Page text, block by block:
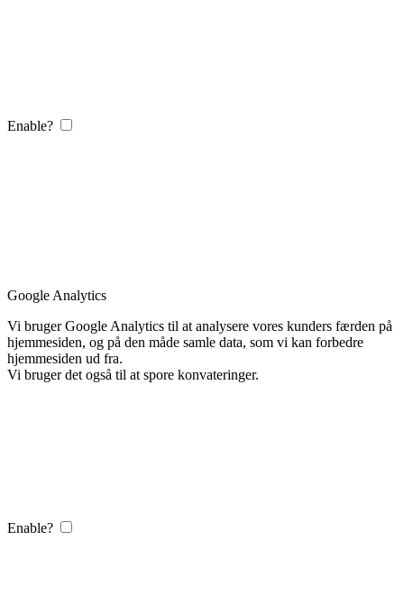
Enable?
Google Analytics
Vi bruger Google Analytics til at analysere vores kunders færden på
hjemmesiden, og på den måde samle data, som vi kan forbedre
hjemmesiden ud fra.
Vi bruger det også til at spore konvateringer.
Enable?